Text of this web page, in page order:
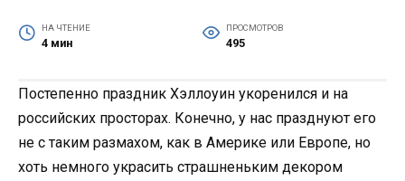
НА ЧТЕНИЕ
4 мин
ПРОСМОТРОВ
495
Постепенно праздник Хэллоуин укоренился и на
российских просторах. Конечно, у нас празднуют его
не с таким размахом, как в Америке или Европе, но
хоть немного украсить страшненьким декором